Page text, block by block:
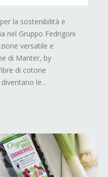
la sostenibilità e
nel Gruppo Fedrigoni
versatile e
di Manter, by
di cotone
le...